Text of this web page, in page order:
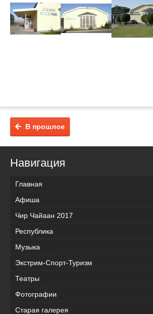
В прошлое
Навигация
Главная
Афиша
Чир Чайаан 2017
Республика
Музыка
Экстрим-Спорт-Туризм
Театры
Фотографии
Старая галерея